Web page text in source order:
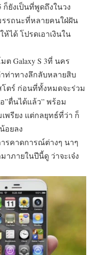
ก็ยังเป็นที่พูดถึงในวง
รรถนะที่หลายคนใฝ่ฝัน
ได้ โปรดเอาเงินใน
Galaxy S 3ที่ นคร
ท่าทางลึกลับหลายสิบ
ตร์ ก่อนที่ทั้งหมดจะร่วม
”ตื่นได้แล้ว” พร้อม
พรียง แต่กลยุทธ์ที่ว่า ก็
อยลง
ารคาดการณ์ต่างๆ นาๆ
าภายในปีนี้ดู ว่าจะเจ๋ง